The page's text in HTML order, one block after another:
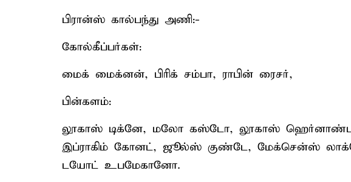
பிரான்ஸ் கால்பந்து அணி:-
கோல்கீப்பர்கள்:
மைக் மைக்னன், பிரிக் சம்பா, ராபின் ரைசர்,
பின்களம்:
லூகாஸ் டிக்னே, மலோ கஸ்டோ, லூகாஸ்
இப்ராகிம் கோனட், ஜூல்ஸ் குண்டே, மேக்சென்ஸ்
டயோட் உபமேகானோ.